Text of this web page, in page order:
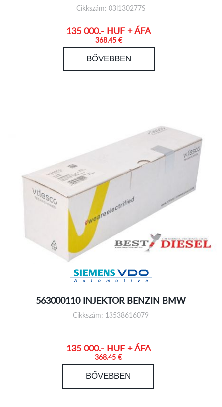
Cikkszám: 03l130277S
135 000.- HUF + ÁFA
368.45 €
BŐVEBBEN
563000110 INJEKTOR BENZIN BMW
Cikkszám: 13538616079
135 000.- HUF + ÁFA
368.45 €
BŐVEBBEN